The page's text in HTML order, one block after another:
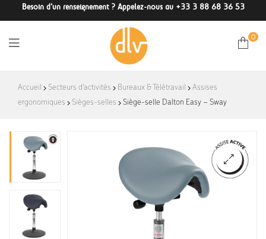
Besoin d'un renseignement ? Appelez-nous au +33 3 88 68 36 53
DLV-
France
0
Accueil Secteurs d'activités Bureaux & Télétravail
Assises
ergonomiques
Sièges-selles Siège-selle Dalton Easy – Sway